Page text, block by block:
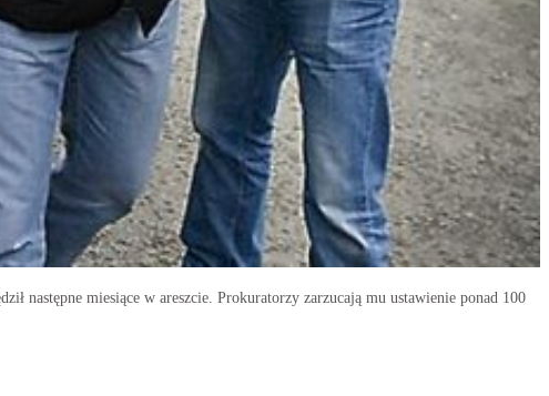
następne miesiące w areszcie. Prokuratorzy zarzucają mu ustawienie ponad 100